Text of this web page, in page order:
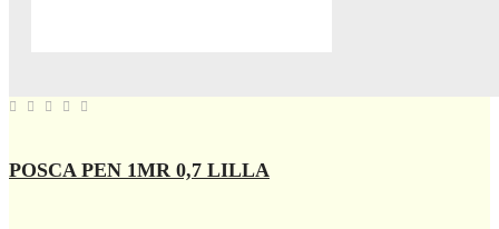
POSCA PEN 1MR 0,7 LILLA